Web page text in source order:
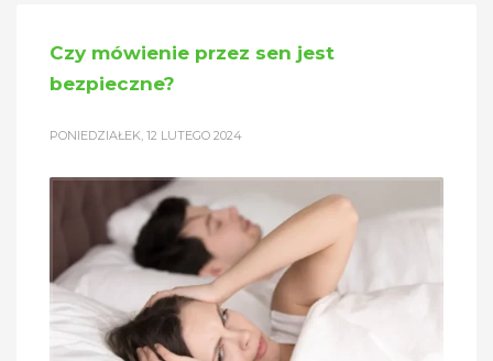
Czy mówienie przez sen jest
bezpieczne?
PONIEDZIAŁEK, 12 LUTEGO 2024